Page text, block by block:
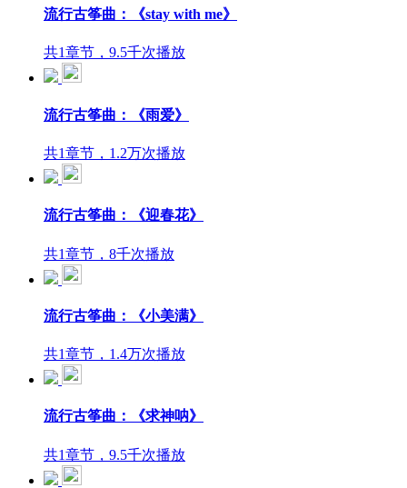
流行古筝曲：《stay with me》
共1章节，9.5千次播放
流行古筝曲：《雨爱》
共1章节，1.2万次播放
流行古筝曲：《迎春花》
共1章节，8千次播放
流行古筝曲：《小美满》
共1章节，1.4万次播放
流行古筝曲：《求神呐》
共1章节，9.5千次播放